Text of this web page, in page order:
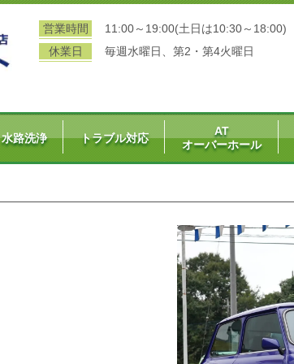
営業時間
11:00～19:00(土日は10:30～18:00)
休業日
毎週水曜日、第2・第4火曜日
水路洗浄 トラブル対応
AT
オーバーホール